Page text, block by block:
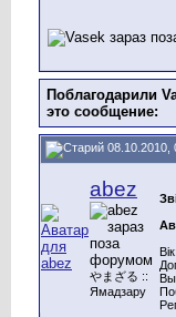
Поблагодарили
это сообщение:
08.10.2010,
abez
やまざる ::
Ямадзару
Вы